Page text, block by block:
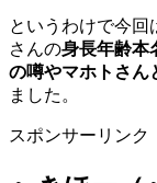
というわけで今回
さんの身長年齢本
の噂やマホトさん
ました。
スポンサーリンク